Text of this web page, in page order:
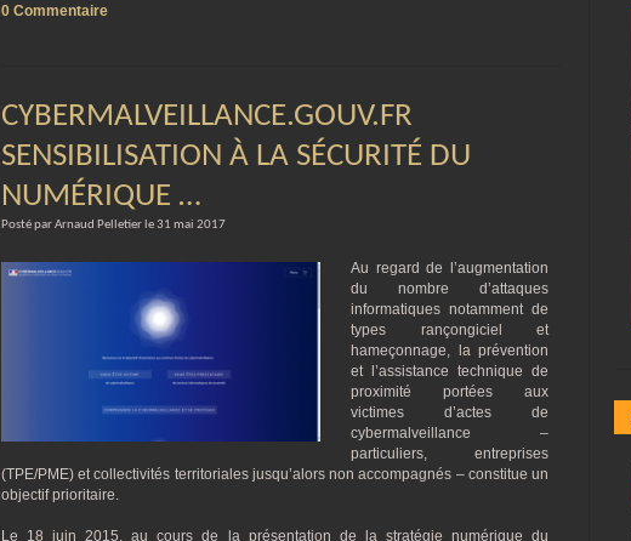
0 Commentaire
CYBERMALVEILLANCE.GOUV.FR
SENSIBILISATION À LA SÉCURITÉ DU
NUMÉRIQUE …
Posté par Arnaud Pelletier le 31 mai 2017
Au regard de l’augmentation
du nombre d’attaques
informatiques notamment de
types rançongiciel et
hameçonnage, la prévention
et l’assistance technique de
proximité portées aux
victimes d’actes de
cybermalveillance –
particuliers, entreprises
(TPE/PME) et collectivités territoriales jusqu’alors non accompagnés – constitue un
objectif prioritaire.
Le 18 juin 2015, au cours de la présentation de la stratégie numérique du